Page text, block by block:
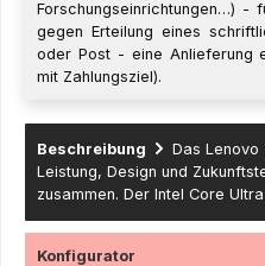
Forschungseinrichtungen…) -
gegen Erteilung eines
oder Post - eine Anlieferung
mit Zahlungsziel).
Beschreibung
Das Lenovo
Leistung, Design und
zusammen. Der Intel Core
Konfigurator